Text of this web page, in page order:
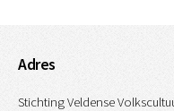
Adres
Stichting Veldense